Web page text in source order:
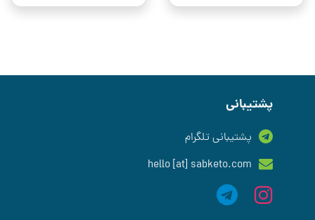
پشتیبانی
پشتیبانی تلگرام
hello [at] sabketo.com